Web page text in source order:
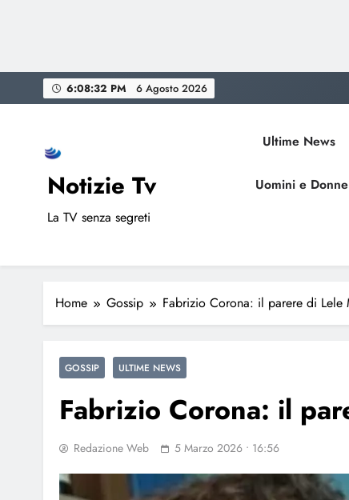
to
6:08:33 PM 6 Agosto 2026
Notizie Tv
La TV senza segreti
Ultime News
Uomini e Donne
Home Gossip Fabrizio Corona: il parere di Lele
GOSSIP ULTIME NEWS
Fabrizio Corona: il
Redazione Web 5 Marzo 2026 • 16:56